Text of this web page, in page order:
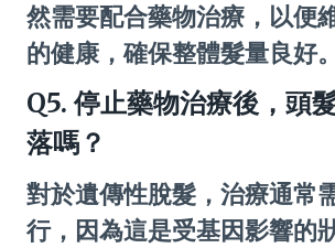
然需要配合藥物治療，以便
的健康，確保整體髮量良好。
Q5. 停止藥物治療後，頭
落嗎？
對於遺傳性脫髮，治療通常
行，因為這是受基因影響的